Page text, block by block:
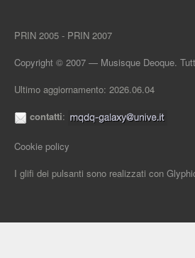
PRIN 2005 - PRIN 2007
Copyright © 2007 — Musisque Deoque.
Ultimo aggiornamento: 2026.06.04
contatti:
Cookie policy
I glifi dei pulsanti sono realizzati con